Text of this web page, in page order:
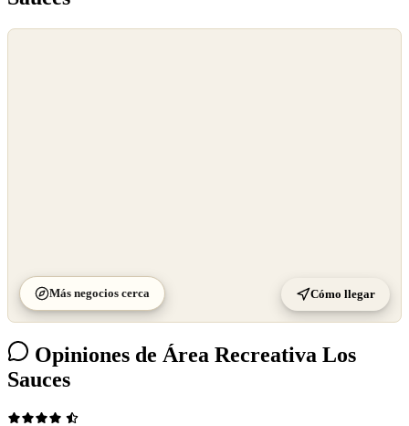
Más negocios cerca Cómo llegar
Opiniones de Área Recreativa Los
Sauces